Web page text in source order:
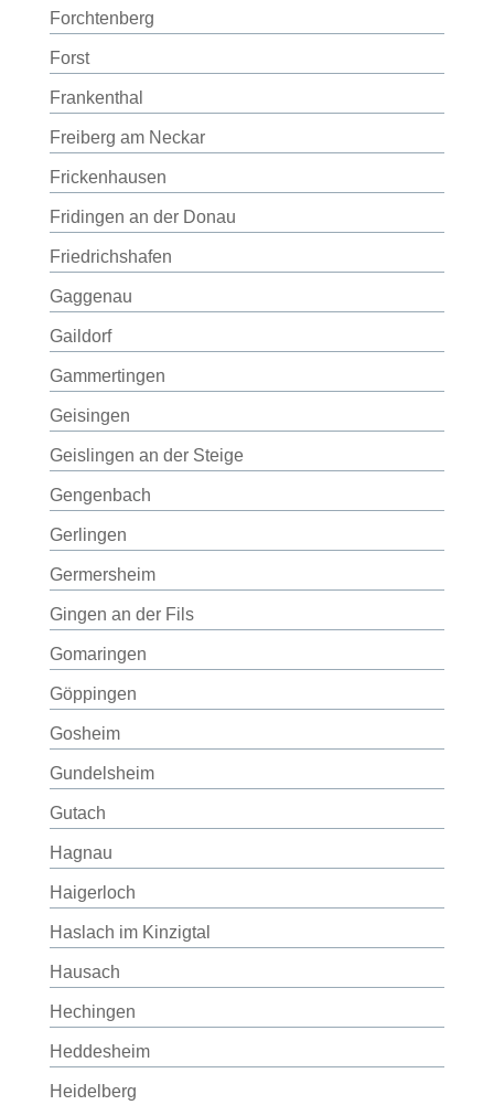
Forchtenberg
Forst
Frankenthal
Freiberg am Neckar
Frickenhausen
Fridingen an der Donau
Friedrichshafen
Gaggenau
Gaildorf
Gammertingen
Geisingen
Geislingen an der Steige
Gengenbach
Gerlingen
Germersheim
Gingen an der Fils
Gomaringen
Göppingen
Gosheim
Gundelsheim
Gutach
Hagnau
Haigerloch
Haslach im Kinzigtal
Hausach
Hechingen
Heddesheim
Heidelberg